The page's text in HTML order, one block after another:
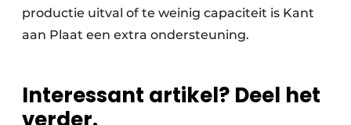
productie uitval of te weinig capaciteit is Kant
aan Plaat een extra ondersteuning.
Interessant artikel? Deel het